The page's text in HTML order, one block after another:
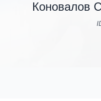
Коновалов